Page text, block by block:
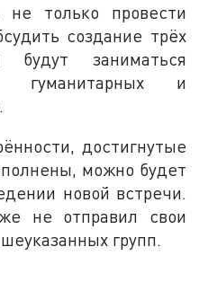
не только провести
создание трёх
заниматься
гуманитарных и
достигнутые
можно будет
новой встречи.
не отправил свои
групп.